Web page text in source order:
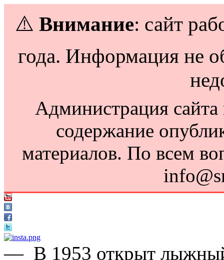
⚠️ Внимание: сайт
года. Информация не
Администрация сайта
содержание
материалов. По всем
— В 1953 открыт